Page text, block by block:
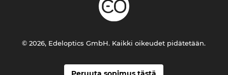
© 2026, Edeloptics GmbH. Kaikki oikeudet pidätetään.